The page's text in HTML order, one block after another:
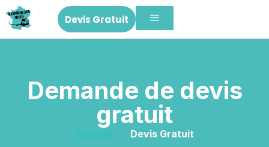
Devis Gratuit
Demande de devis
gratuit
Accueil » Devis Gratuit